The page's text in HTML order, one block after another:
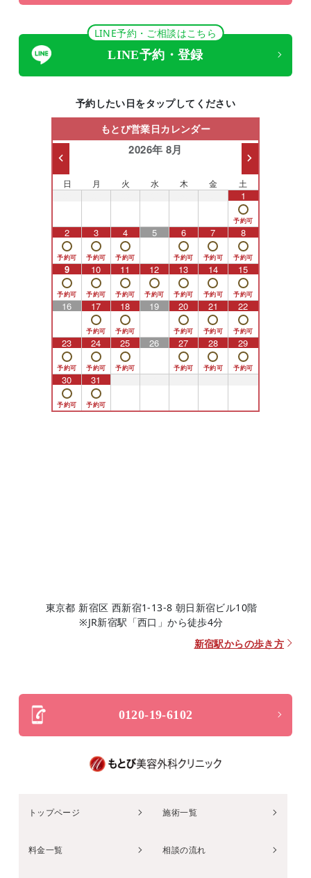
LINE予約・ご相談はこちら
LINE予約・登録
予約したい日をタップしてください
もとび営業日カレンダー
2026年 8月
日 月 火 水 木 金 土
1
2 3 4 5 6 7 8
9 10 11 12 13 14 15
16 17 18 19 20 21 22
23 24 25 26 27 28 29
30 31
東京都 新宿区 西新宿1-13-8 朝日新宿ビル10階
※JR新宿駅「西口」から徒歩4分
新宿駅からの歩き方
0120-19-6102
トップページ 施術一覧
料金一覧 相談の流れ